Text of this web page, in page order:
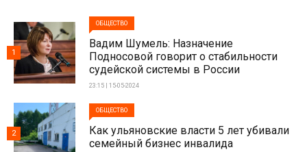
ОБЩЕСТВО
Вадим Шумель: Назначение
Подносовой говорит о стабильности
судейской системы в России
23:15 | 15-05-2024
1
ОБЩЕСТВО
Как ульяновские власти 5 лет убивали
семейный бизнес инвалида
2